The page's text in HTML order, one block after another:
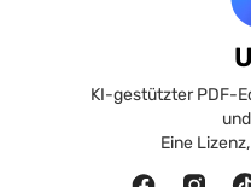
KI-gestützter PDF-
Eine